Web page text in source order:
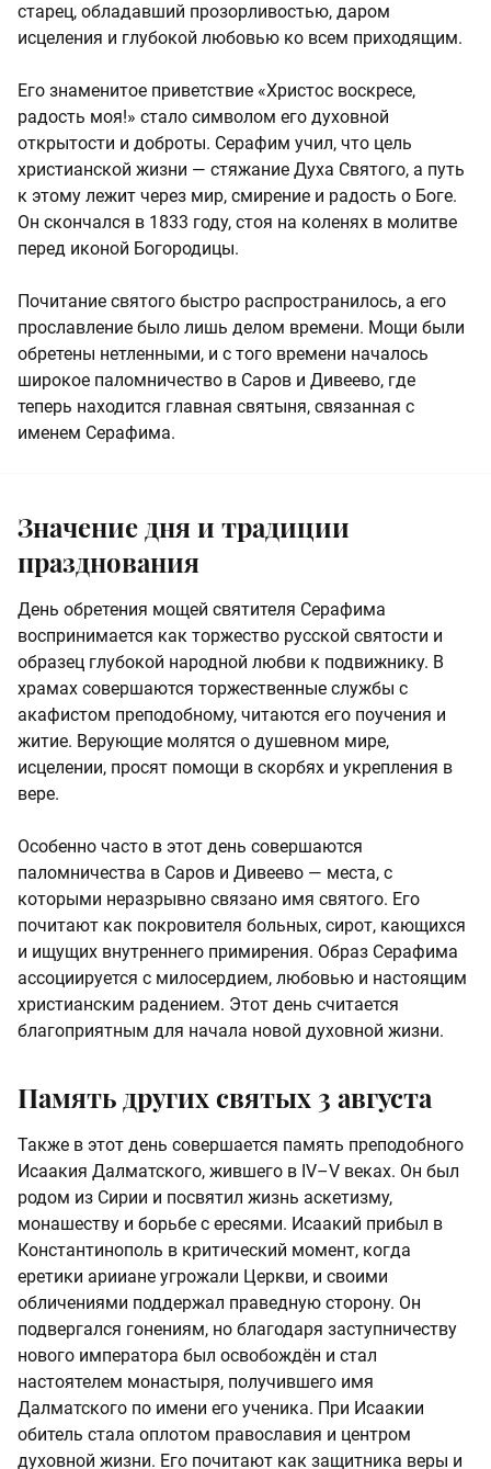
старец, обладавший прозорливостью, даром
исцеления и глубокой любовью ко всем приходящим.
Его знаменитое приветствие «Христос воскресе,
радость моя!» стало символом его духовной
открытости и доброты. Серафим учил, что цель
христианской жизни — стяжание Духа Святого, а путь
к этому лежит через мир, смирение и радость о Боге.
Он скончался в 1833 году, стоя на коленях в молитве
перед иконой Богородицы.
Почитание святого быстро распространилось, а его
прославление было лишь делом времени. Мощи были
обретены нетленными, и с того времени началось
широкое паломничество в Саров и Дивеево, где
теперь находится главная святыня, связанная с
именем Серафима.
Значение дня и традиции
празднования
День обретения мощей святителя Серафима
воспринимается как торжество русской святости и
образец глубокой народной любви к подвижнику. В
храмах совершаются торжественные службы с
акафистом преподобному, читаются его поучения и
житие. Верующие молятся о душевном мире,
исцелении, просят помощи в скорбях и укрепления в
вере.
Особенно часто в этот день совершаются
паломничества в Саров и Дивеево — места, с
которыми неразрывно связано имя святого. Его
почитают как покровителя больных, сирот, кающихся
и ищущих внутреннего примирения. Образ Серафима
ассоциируется с милосердием, любовью и настоящим
христианским радением. Этот день считается
благоприятным для начала новой духовной жизни.
Память других святых 3 августа
Также в этот день совершается память преподобного
Исаакия Далматского, жившего в IV–V веках. Он был
родом из Сирии и посвятил жизнь аскетизму,
монашеству и борьбе с ересями. Исаакий прибыл в
Константинополь в критический момент, когда
еретики арииане угрожали Церкви, и своими
обличениями поддержал праведную сторону. Он
подвергался гонениям, но благодаря заступничеству
нового императора был освобождён и стал
настоятелем монастыря, получившего имя
Далматского по имени его ученика. При Исаакии
обитель стала оплотом православия и центром
духовной жизни. Его почитают как защитника веры и